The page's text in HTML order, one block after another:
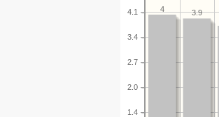
1.4
2.0
2.7
3.4
4.1 3.9
4